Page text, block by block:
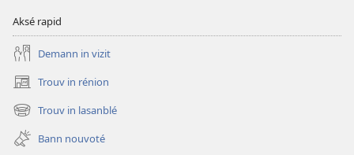
Aksé rapid
Demann in vizit
Trouv in rénion
(opens
new
window)
Trouv in lasanblé
(opens
new
window)
Bann nouvoté